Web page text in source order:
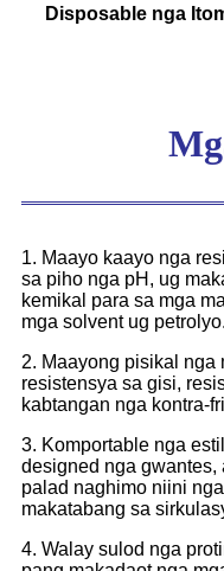
Disposable nga
1. Maayo kaayo nga
sa piho nga pH, ug
kemikal para sa mga
mga solvent ug petrolyo.
2. Maayong pisikal nga
resistensya sa gisi,
kabtangan nga kontra-
3. Komportable nga
designed nga gwantes,
palad naghimo niini
makatabang sa
4. Walay sulod nga